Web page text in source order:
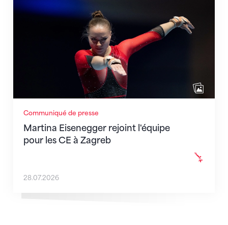
Communiqué de presse
Martina Eisenegger rejoint l'équipe
pour les CE à Zagreb
28.07.2026